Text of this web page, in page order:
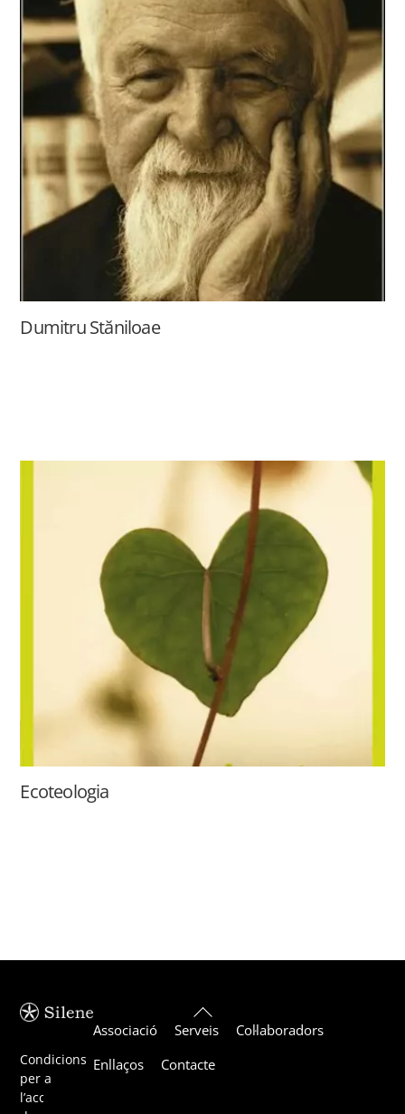
Dumitru Stăniloae
Ecoteologia
Back
To
Top
Condicions
per a
l’acceptació
Associació Serveis
Col·laboradors
Enllaços
Contacte